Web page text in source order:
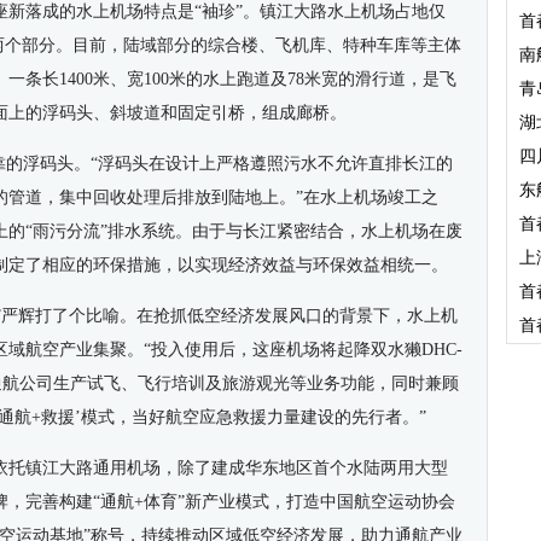
落成的水上机场特点是“袖珍”。镇江大路水上机场占地仅
部分。目前，陆域部分的综合楼、飞机库、特种车库等主体
条长1400米、宽100米的水上跑道及78米宽的滑行道，是飞
的浮码头、斜坡道和固定引桥，组成廊桥。
浮码头。“浮码头在设计上严格遵照污水不允许直排长江的
道，集中回收处理后排放到陆地上。”在水上机场竣工之
“雨污分流”排水系统。由于与长江紧密结合，水上机场在废
了相应的环保措施，以实现经济效益与环保效益相统一。
辉打了个比喻。在抢抓低空经济发展风口的背景下，水上机
域航空产业集聚。“投入使用后，这座机场将起降双水獭DHC-
公司生产试飞、飞行培训及旅游观光等业务功能，同时兼顾
航+救援’模式，当好航空应急救援力量建设的先行者。”
托镇江大路通用机场，除了建成华东地区首个水陆两用大型
完善构建“通航+体育”新产业模式，打造中国航空运动协会
运动基地”称号，持续推动区域低空经济发展，助力通航产业
首
南
青
湖
东
首
上
首
首